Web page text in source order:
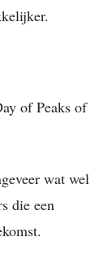
of Peaks of
wat wel
die een